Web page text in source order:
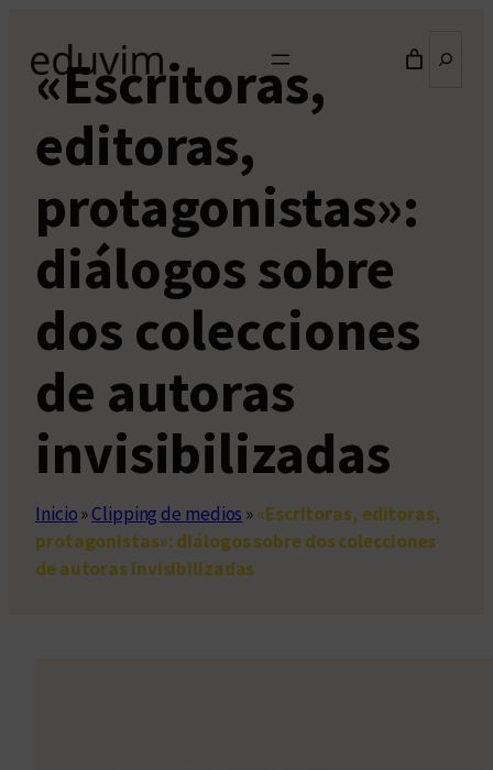
contenido
«Escritoras,
editoras,
protagonistas»:
diálogos sobre
dos colecciones
de autoras
invisibilizadas
Inicio»Clipping de medios »«Escritoras, editoras,
protagonistas»: diálogos sobre dos colecciones
de autoras invisibilizadas